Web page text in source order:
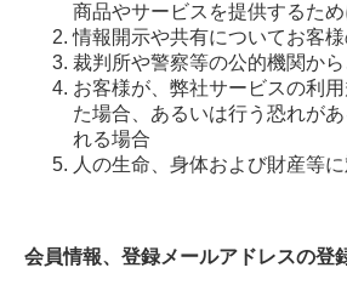
商品やサービスを提供するた
情報開示や共有についてお客
裁判所や警察等の公的機関か
お客様が、弊社サービスの利
た場合、あるいは行う恐れが
れる場合
人の生命、身体および財産等
会員情報、登録メールアドレスの登